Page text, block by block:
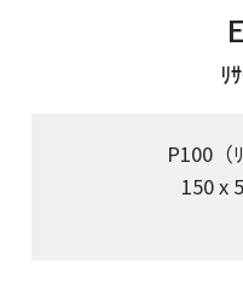
ﾘ
P100（
150 x